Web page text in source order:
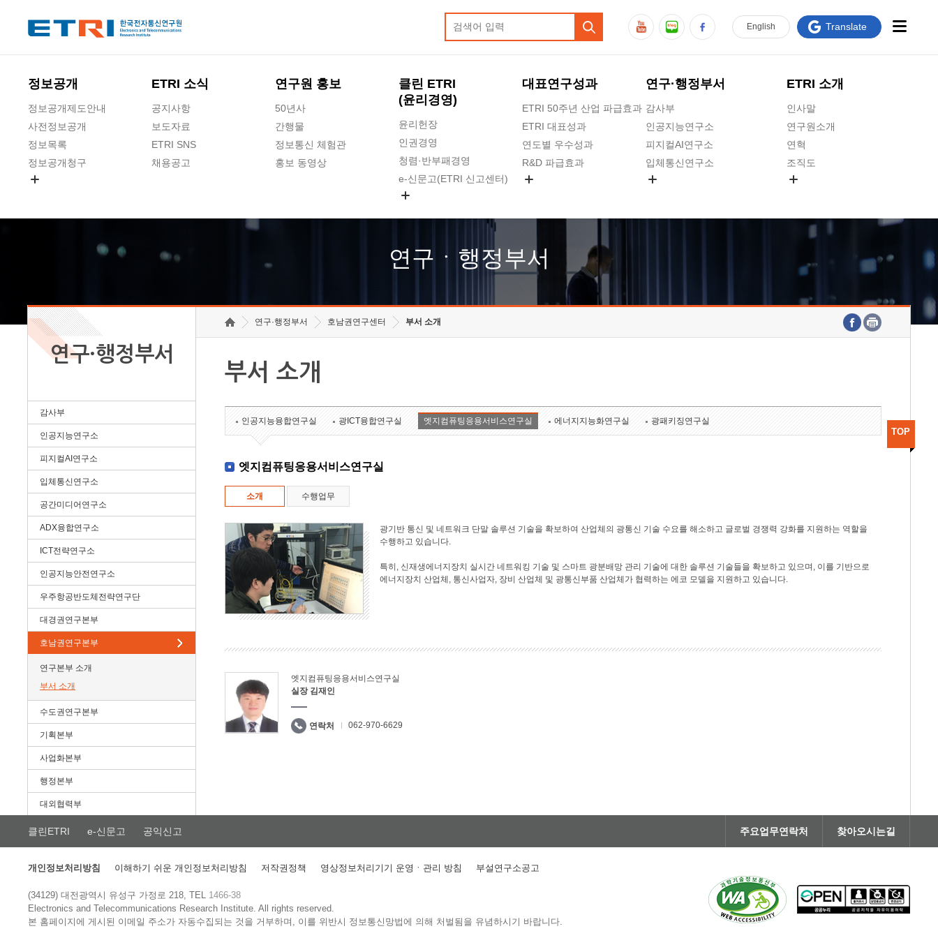
정보공개
정보공개제도안내
사전정보공개
정보목록
정보공개청구
ETRI 소식
공지사항
보도자료
ETRI SNS
채용공고
연구원 홍보
50년사
간행물
정보통신 체험관
홍보 동영상
클린 ETRI
(윤리경영)
윤리헌장
인권경영
청렴·반부패경영
e-신문고(ETRI 신고센터)
고객의소리
수의계약 현황
대표연구성과
ETRI 50주년 산업 파급효과
ETRI 대표성과
연도별 우수성과
R&D 파급효과
연구·행정부서
감사부
인공지능연구소
피지컬AI연구소
입체통신연구소
호남권연구본부
기획본부
ETRI 소개
인사말
연구원소개
연혁
조직도
연구원 고객헌장
주요업무연락처
English Translate
연구ㆍ행정부서
연구·행정부서
감사부
인공지능연구소
피지컬AI연구소
입체통신연구소
공간미디어연구소
ADX융합연구소
ICT전략연구소
인공지능안전연구소
우주항공반도체전략연구단
대경권연구본부
호남권연구본부
연구본부 소개
부서 소개
수도권연구본부
기획본부
사업화본부
행정본부
대외협력부
연구·행정부서 호남권연구센터 부서 소개
부서 소개
인공지능융합연구실 광ICT융합연구실 엣지컴퓨팅응용서비스연구실 에너지지능화연구실 광패키징연구실
엣지컴퓨팅응용서비스연구실
소개 수행업무
광기반 통신 및 네트워크 단말 솔루션 기술을 확보하여 산업체의 광통신 기술 수요를 해소하고 글로벌 경쟁력 강화를 지원하는 역할을
수행하고 있습니다.
특히, 신재생에너지장치 실시간 네트워킹 기술 및 스마트 광분배망 관리 기술에 대한 솔루션 기술들을 확보하고 있으며, 이를 기반으로
에너지장치 산업체, 통신사업자, 장비 산업체 및 광통신부품 산업체가 협력하는 에코 모델을 지원하고 있습니다.
엣지컴퓨팅응용서비스연구실
실장 김재인
연락처 062-970-6629
TOP
클린ETRI e-신문고 공익신고 주요업무연락처 찾아오시는길
개인정보처리방침 이해하기 쉬운 개인정보처리방침 저작권정책 영상정보처리기기 운영ㆍ관리 방침 부설연구소공고
(34129) 대전광역시 유성구 가정로 218, TEL 1466-38
Electronics and Telecommunications Research Institute.All rights reserved.
본 홈페이지에 게시된 이메일 주소가 자동수집되는 것을 거부하며, 이를 위반시 정보통신망법에 의해 처벌됨을 유념하시기 바랍니다.